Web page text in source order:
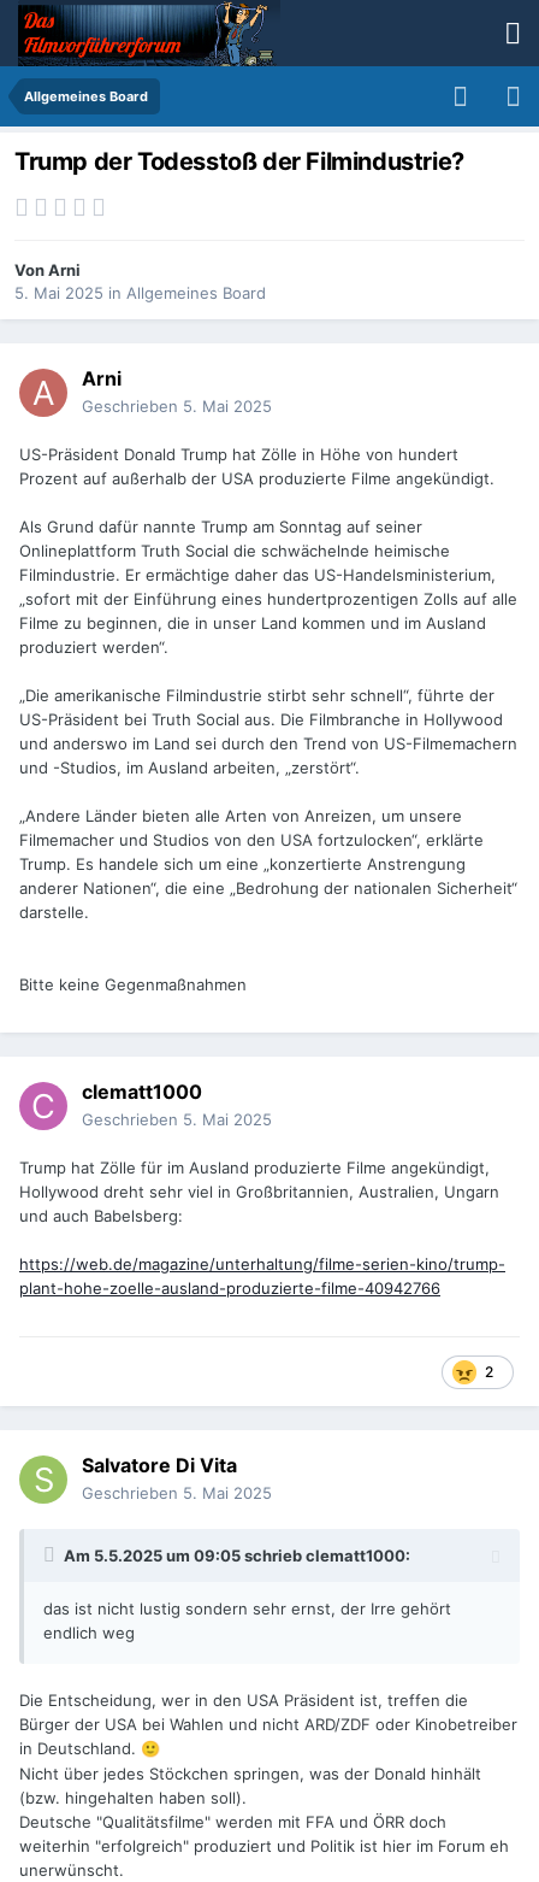
Allgemeines Board
Trump der Todesstoß der Filmindustrie?
VonArni
5. Mai 2025 in Allgemeines Board
Arni
Geschrieben 5. Mai 2025
US-Präsident Donald Trump hat Zölle in Höhe von hundert
Prozent auf außerhalb der USA produzierte Filme angekündigt.
Als Grund dafür nannte Trump am Sonntag auf seiner
Onlineplattform Truth Social die schwächelnde heimische
Filmindustrie. Er ermächtige daher das US-Handelsministerium,
„sofort mit der Einführung eines hundertprozentigen Zolls auf alle
Filme zu beginnen, die in unser Land kommen und im Ausland
produziert werden“.
„Die amerikanische Filmindustrie stirbt sehr schnell“, führte der
US-Präsident bei Truth Social aus. Die Filmbranche in Hollywood
und anderswo im Land sei durch den Trend von US-Filmemachern
und -Studios, im Ausland arbeiten, „zerstört“.
„Andere Länder bieten alle Arten von Anreizen, um unsere
Filmemacher und Studios von den USA fortzulocken“, erklärte
Trump. Es handele sich um eine „konzertierte Anstrengung
anderer Nationen“, die eine „Bedrohung der nationalen Sicherheit“
darstelle.
Bitte keine Gegenmaßnahmen
clematt1000
Geschrieben 5. Mai 2025
Trump hat Zölle für im Ausland produzierte Filme angekündigt,
Hollywood dreht sehr viel in Großbritannien, Australien, Ungarn
und auch Babelsberg:
https://web.de/magazine/unterhaltung/filme-serien-kino/trump-
plant-hohe-zoelle-ausland-produzierte-filme-40942766
2
Salvatore Di Vita
Geschrieben 5. Mai 2025
Am 5.5.2025 um 09:05 schriebclematt1000:
das ist nicht lustig sondern sehr ernst, der Irre gehört
endlich weg
Die Entscheidung, wer in den USA Präsident ist, treffen die
Bürger der USA bei Wahlen und nicht ARD/ZDF oder Kinobetreiber
in Deutschland. 🙂
Nicht über jedes Stöckchen springen, was der Donald hinhält
(bzw. hingehalten haben soll).
Deutsche "Qualitätsfilme" werden mit FFA und ÖRR doch
weiterhin "erfolgreich" produziert und Politik ist hier im Forum eh
unerwünscht.